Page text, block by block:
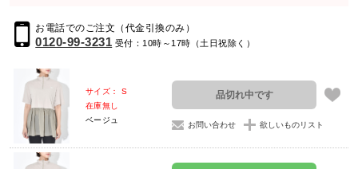
お電話でのご注文（代金引換のみ）
0120-99-3231 受付：10時～17時（土日祝除く）
サイズ： S
在庫無し
ベージュ
品切れ中です
お問い合わせ 欲しいものリスト